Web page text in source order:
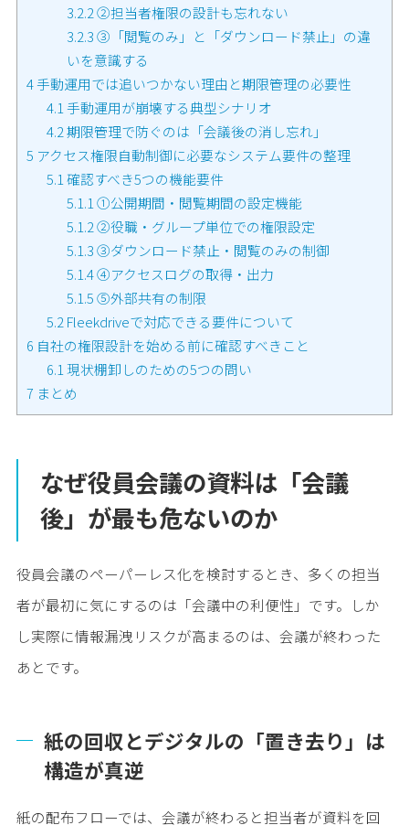
3.2.2②担当者権限の設計も忘れない
3.2.3③「閲覧のみ」と「ダウンロード禁止」の違
いを意識する
4手動運用では追いつかない理由と期限管理の必要性
4.1 手動運用が崩壊する典型シナリオ
4.2期限管理で防ぐのは「会議後の消し忘れ」
5 アクセス権限自動制御に必要なシステム要件の整理
5.1 確認すべき5つの機能要件
5.1.1 ①公開期間・閲覧期間の設定機能
5.1.2②役職・グループ単位での権限設定
5.1.3③ダウンロード禁止・閲覧のみの制御
5.1.4④アクセスログの取得・出力
5.1.5⑤外部共有の制限
5.2 Fleekdriveで対応できる要件について
6 自社の権限設計を始める前に確認すべきこと
6.1 現状棚卸しのための5つの問い
7 まとめ
なぜ役員会議の資料は「会議
後」が最も危ないのか
役員会議のペーパーレス化を検討するとき、多くの担当
者が最初に気にするのは「会議中の利便性」です。しか
し実際に情報漏洩リスクが高まるのは、会議が終わった
あとです。
紙の回収とデジタルの「置き去り」は
構造が真逆
紙の配布フローでは、会議が終わると担当者が資料を回